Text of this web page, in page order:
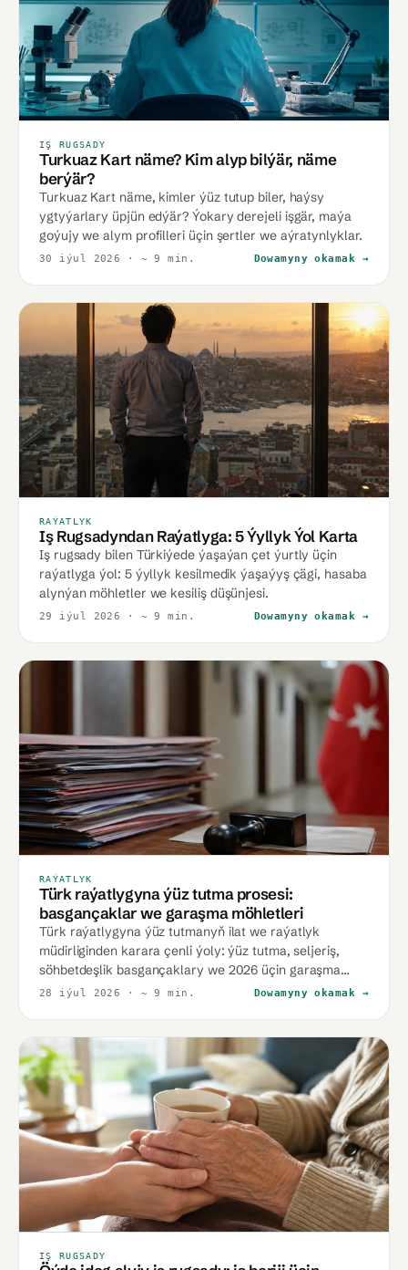
IŞ RUGSADY
Turkuaz Kart näme? Kim alyp bilýär, näme
berýär?
Turkuaz Kart näme, kimler ýüz tutup biler, haýsy
ygtyýarlary üpjün edýär? Ýokary derejeli işgär, maýa
goýujy we alym profilleri üçin şertler we aýratynlyklar.
30 iýul 2026 · ~ 9 min. Dowamyny okamak →
RAÝATLYK
Iş Rugsadyndan Raýatlyga: 5 Ýyllyk Ýol Karta
Iş rugsady bilen Türkiýede ýaşaýan çet ýurtly üçin
raýatlyga ýol: 5 ýyllyk kesilmedik ýaşaýyş çägi, hasaba
alynýan möhletler we kesiliş düşünjesi.
29 iýul 2026 · ~ 9 min. Dowamyny okamak →
RAÝATLYK
Türk raýatlygyna ýüz tutma prosesi:
basgançaklar we garaşma möhletleri
Türk raýatlygyna ýüz tutmanyň ilat we raýatlyk
müdirliginden karara çenli ýoly: ýüz tutma, seljeriş,
söhbetdeşlik basgançaklary we 2026 üçin garaşma
möhletleri.
28 iýul 2026 · ~ 9 min. Dowamyny okamak →
IŞ RUGSADY